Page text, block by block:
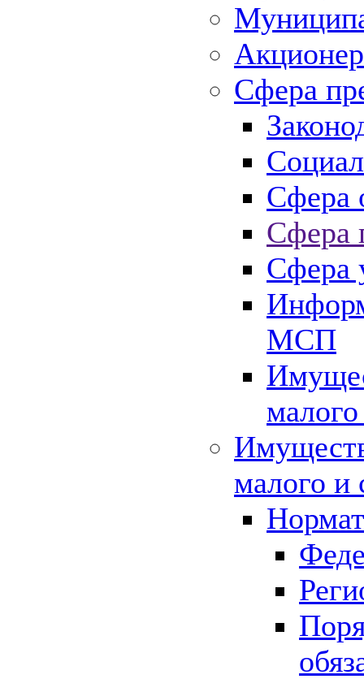
Сфера
Сфера
Сфера
Сфера
МСП
малого и